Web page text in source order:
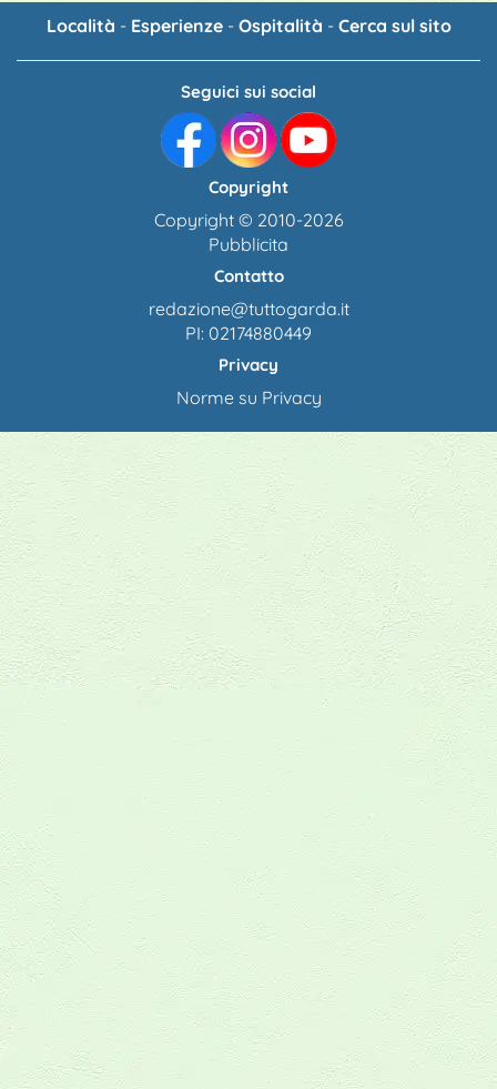
Località - Esperienze- Ospitalità - Cerca sul sito
Seguici sui social
Copyright
Copyright © 2010-2026
Pubblicita
Contatto
redazione@tuttogarda.it
PI: 02174880449
Privacy
Norme su Privacy